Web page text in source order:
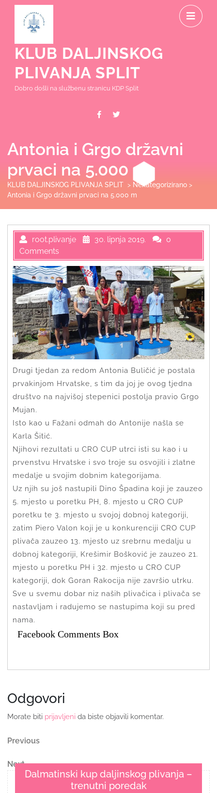
content
KLUB DALJINSKOG
PLIVANJA SPLIT
Dobro došli na službenu stranicu KDP Split
Facebook
Antonia i Grgo državni
prvaci na 5.000 m
KLUB DALJINSKOG PLIVANJA SPLIT > Nekategorizirano >
Antonia i Grgo državni prvaci na 5.000 m
root.plivanje 30. lipnja 2019.
0
Comments
Drugi tjedan za redom Antonia Buličić je postala
prvakinjom Hrvatske, s tim da joj je ovog tjedna
društvo na najvišoj stepenici postolja pravio Grgo
Mujan.
Isto kao u Fažani odmah do Antonije našla se
Karla Šitić.
Njihovi rezultati u CRO CUP utrci isti su kao i u
prvenstvu Hrvatske i svo troje su osvojili i zlatne
medalje u svojim dobnim kategorijama.
Uz njih su još nastupili Dino Špadina koji je zauzeo
5. mjesto u poretku PH, 8. mjesto u CRO CUP
poretku te 3. mjesto u svojoj dobnoj kategoriji,
zatim Piero Valon koji je u konkurenciji CRO CUP
plivača zauzeo 13. mjesto uz srebrnu medalju u
dobnoj kategoriji, Krešimir Bošković je zauzeo 21.
mjesto u poretku PH i 32. mjesto u CRO CUP
kategoriji, dok Goran Rakocija nije završio utrku.
Sve u svemu dobar niz naših plivačica i plivača se
nastavljam i radujemo se nastupima koji su pred
nama.
Facebook Comments Box
Odgovori
Morate biti prijavljeni da biste objavili komentar.
Navigacija
objava
Previous
Previous
Next
Post
Next
Dalmatinski kup daljinskog plivanja –
trenutni poredak